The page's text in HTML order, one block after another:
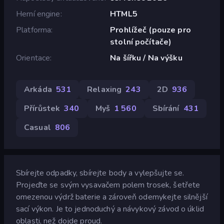
Herní engine
HTML5
Platforma
Prohlížeč (pouze pro
stolní počítače)
Orientace
Na šířku / Na výšku
Arkáda 531 Relaxing 243 2D 936
Přírůstek 340 Myš 1 560 Sbírání 431
Casual 806
Sbírejte odpadky, sbírejte body a vylepšujte se.
Projeďte se svým vysavačem polem trosek, šetřete
omezenou výdrž baterie a zároveň odemykejte silnější
sací výkon. Je to jednoduchý a návykový závod o úklid
oblasti, než dojde proud.